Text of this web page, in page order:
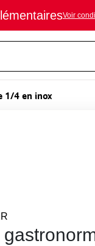
Voir
1/4 en inox